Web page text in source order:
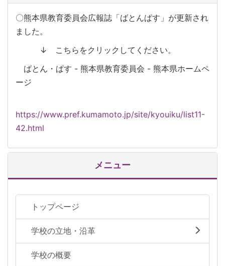
〇熊本県教育委員会広報誌「ばとんぱす」が更新され
ました。
↓ こちらをクリックしてください。
ばとん・ぱす - 熊本県教育委員会 - 熊本県ホームペ
ージ
https://www.pref.kumamoto.jp/site/kyouiku/list11-
42.html
メニュー
トップページ
学校の立地・沿革
学校の概要